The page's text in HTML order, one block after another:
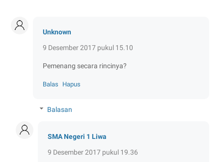
Unknown
9 Desember 2017 pukul 15.10
Pemenang secara rincinya?
Balas Hapus
Balasan
SMA Negeri 1 Liwa
9 Desember 2017 pukul 19.36